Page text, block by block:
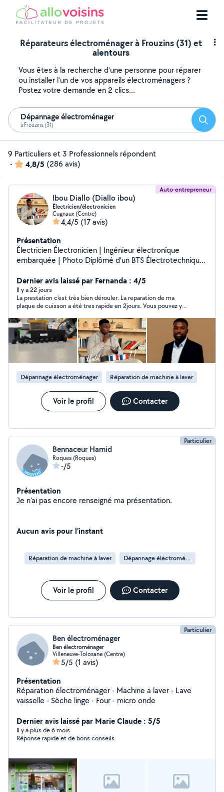
Réparateurs électroménager à Frouzins (31) et
alentours
Vous êtes à la recherche d'une personne pour réparer
ou installer l'un de vos appareils électroménagers ?
Postez votre demande en 2 clics...
Dépannage électroménager
à Frouzins (31)
9 Particuliers et 3 Professionnels répondent
-
4,8/5 (286 avis)
Auto-entrepreneur
Ibou Diallo (Diallo ibou)
Électricien/électronicien
Cugnaux (Centre)
4,4/5 (17 avis)
Présentation
Électricien Électronicien | Ingénieur électronique
embarquée | Photo Diplômé d'un BTS Électrotechnique
chez les particuliers pour des prestations fiables,
propres et sécurisées. Dépannage électrique /
recherche de panne Installation prises, luminaires,
interrupteurs, tableaux Interphone, automatisme, petits
équipements électroniques Travail soigné ponctuel
conseils et explications Je propose aussi des
prestations photo (portrait, événements, photos pour
annonces immobilières/Airbnb) avec matériel Canon
M50. N'hésitez pas à m'écrire : réponse rapide.
Dernier avis laissé par Fernanda : 4/5
Il y a 22 jours
La prestation c'est très bien dérouler. La reparation de ma
plaque de cuisson a été tres rapide en 2jours. Vous pouvez y
Dépannage électroménager Réparation de machine à laver
Voir le profil Contacter
Particulier
Bennaceur Hamid
Roques (Roques)
-/5
Présentation
Je n'ai pas encore renseigné ma présentation.
Aucun avis pour l'instant
Réparation de machine à laver Dépannage électroménager
Voir le profil Contacter
Particulier
Ben électroménager
Ben électroménager
Villeneuve-Tolosane (Centre)
5/5 (1 avis)
Présentation
Réparation électroménager - Machine a laver - Lave
vaisselle - Sèche linge - Four - micro onde
Dernier avis laissé par Marie Claude : 5/5
Il y a plus de 6 mois
Réponse rapide et de bons conseils